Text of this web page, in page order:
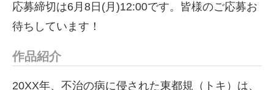
応募締切は6月8日(月)12:00です。皆様のご応募お
待ちしています！
作品紹介
20XX年、不治の病に侵された東都規（トキ）は、